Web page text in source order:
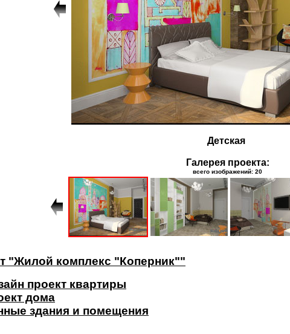
Детская
Галерея проекта:
всего изображений: 20
"Жилой комплекс "Коперник""
проект квартиры
дома
здания и помещения